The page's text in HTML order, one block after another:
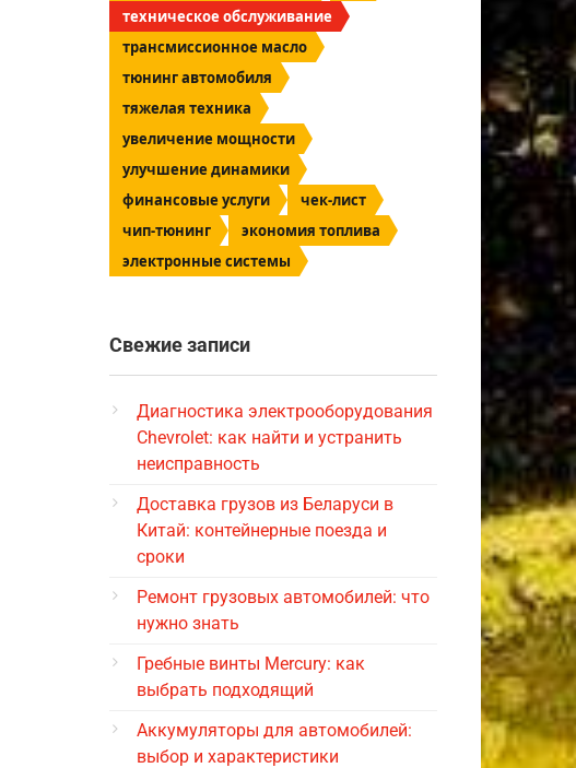
техническое обслуживание
трансмиссионное масло
тюнинг автомобиля
тяжелая техника
увеличение мощности
улучшение динамики
финансовые услуги
чек-лист
чип-тюнинг
экономия топлива
электронные системы
Свежие записи
Диагностика электрооборудования
Chevrolet: как найти и устранить
неисправность
Доставка грузов из Беларуси в
Китай: контейнерные поезда и
сроки
Ремонт грузовых автомобилей: что
нужно знать
Гребные винты Mercury: как
выбрать подходящий
Аккумуляторы для автомобилей:
выбор и характеристики